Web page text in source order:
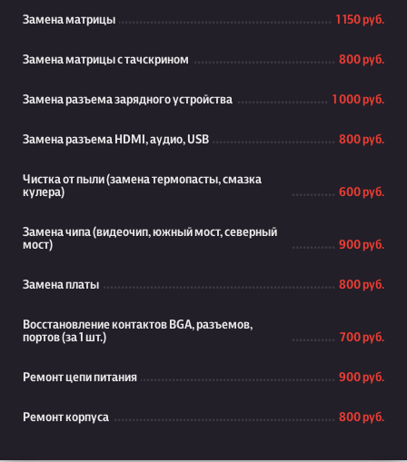
Замена матрицы 1 150 руб.
Замена матрицы с тачскрином 800 руб.
Замена разъема зарядного устройства 1 000 руб.
Замена разъема HDMI, аудио, USB 800 руб.
Чистка от пыли (замена термопасты, смазка
кулера)
600 руб.
Замена чипа (видеочип, южный мост, северный
мост)
900 руб.
Замена платы 800 руб.
Восстановление контактов BGA, разъемов,
портов (за 1 шт.)
700 руб.
Ремонт цепи питания 900 руб.
Ремонт корпуса 800 руб.